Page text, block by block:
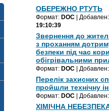
ОБЕРЕЖНО РТУТЬ
Формат: DOC |
19:10:39
Звернення до
з проханням
безпеки під час
обігрівальними
Формат: DOC |
Перелік захисних
пройшли технічну
Формат: DOC |
ХІМІЧНА